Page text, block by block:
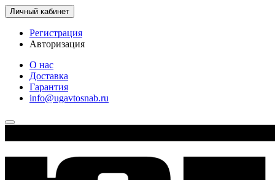
Личный кабинет
Регистрация
Авторизация
О нас
Доставка
Гарантия
info@ugavtosnab.ru